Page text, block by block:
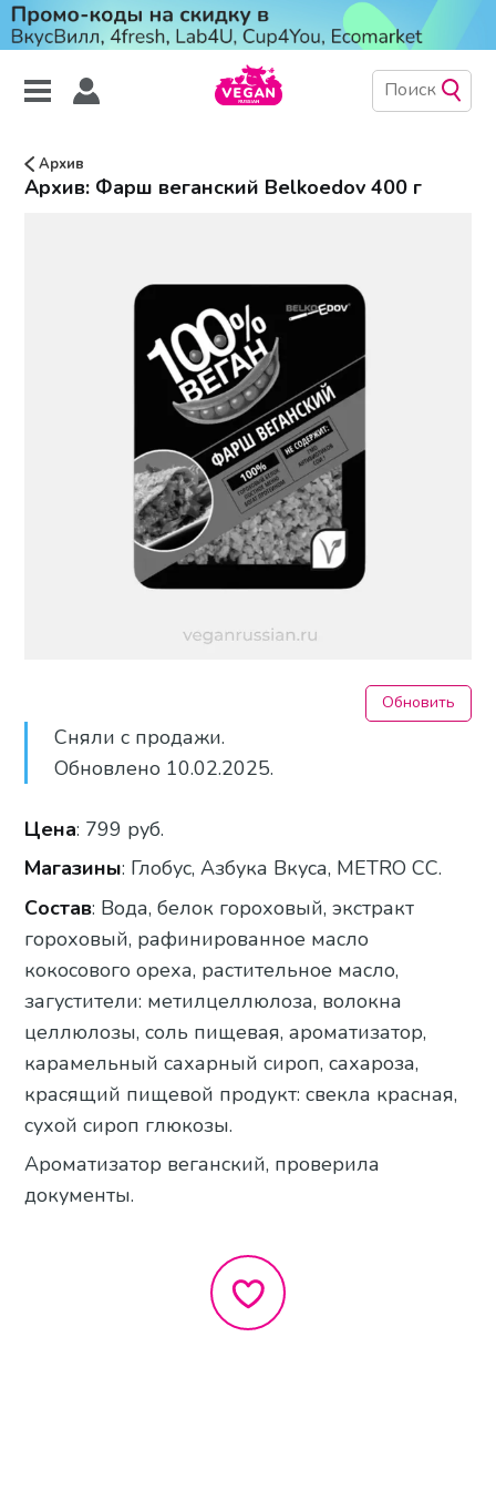
Архив
Архив: Фарш веганский Belkoedov 400 г
Обновить
Сняли с продажи.
Обновлено 10.02.2025.
Цена: 799 руб.
Магазины: Глобус, Азбука Вкуса, METRO CC.
Состав: Вода, белок гороховый, экстракт
гороховый, рафинированное масло
кокосового ореха, растительное масло,
загустители: метилцеллюлоза, волокна
целлюлозы, соль пищевая, ароматизатор,
карамельный сахарный сироп, сахароза,
красящий пищевой продукт: свекла красная,
сухой сироп глюкозы.
Ароматизатор веганский, проверила
документы.